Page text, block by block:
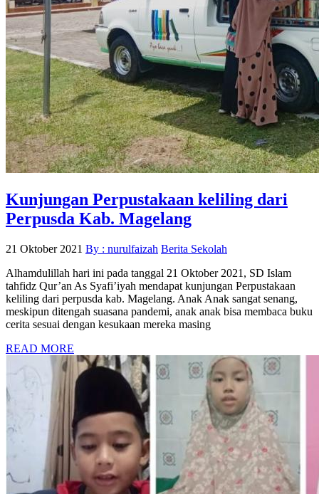
Kunjungan Perpustakaan keliling dari
Perpusda Kab. Magelang
21 Oktober 2021 By : nurulfaizah Berita Sekolah
Alhamdulillah hari ini pada tanggal 21 Oktober 2021, SD Islam
tahfidz Qur’an As Syafi’iyah mendapat kunjungan Perpustakaan
keliling dari perpusda kab. Magelang. Anak Anak sangat senang,
meskipun ditengah suasana pandemi, anak anak bisa membaca buku
cerita sesuai dengan kesukaan mereka masing
READ MORE